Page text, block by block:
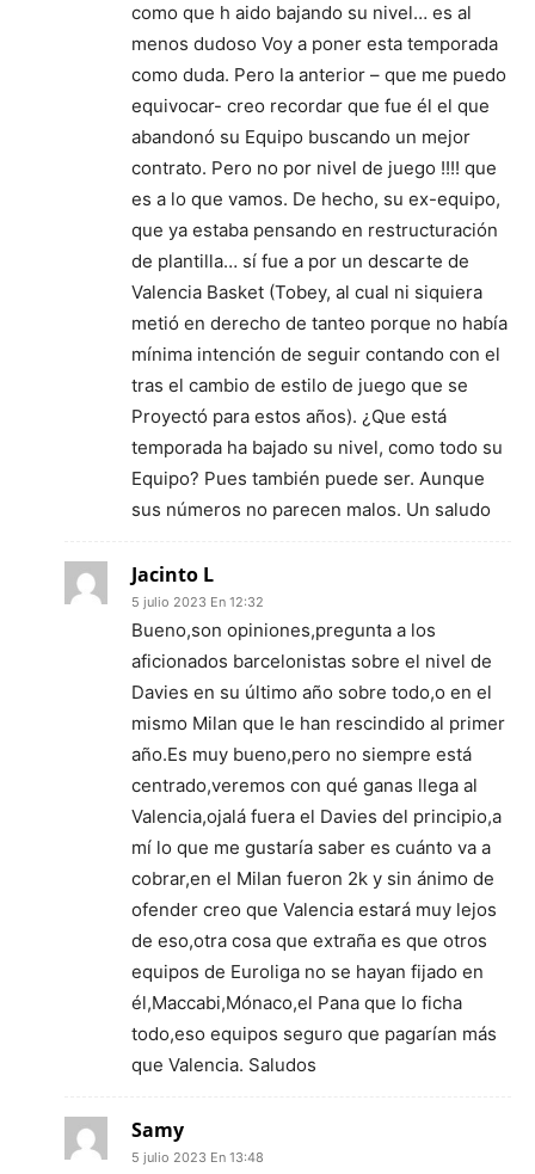
como que h aido bajando su nivel… es al
menos dudoso Voy a poner esta temporada
como duda. Pero la anterior – que me puedo
equivocar- creo recordar que fue él el que
abandonó su Equipo buscando un mejor
contrato. Pero no por nivel de juego !!!! que
es a lo que vamos. De hecho, su ex-equipo,
que ya estaba pensando en restructuración
de plantilla… sí fue a por un descarte de
Valencia Basket (Tobey, al cual ni siquiera
metió en derecho de tanteo porque no había
mínima intención de seguir contando con el
tras el cambio de estilo de juego que se
Proyectó para estos años). ¿Que está
temporada ha bajado su nivel, como todo su
Equipo? Pues también puede ser. Aunque
sus números no parecen malos. Un saludo
Jacinto L
5 julio 2023 En 12:32
Bueno,son opiniones,pregunta a los
aficionados barcelonistas sobre el nivel de
Davies en su último año sobre todo,o en el
mismo Milan que le han rescindido al primer
año.Es muy bueno,pero no siempre está
centrado,veremos con qué ganas llega al
Valencia,ojalá fuera el Davies del principio,a
mí lo que me gustaría saber es cuánto va a
cobrar,en el Milan fueron 2k y sin ánimo de
ofender creo que Valencia estará muy lejos
de eso,otra cosa que extraña es que otros
equipos de Euroliga no se hayan fijado en
él,Maccabi,Mónaco,el Pana que lo ficha
todo,eso equipos seguro que pagarían más
que Valencia. Saludos
Samy
5 julio 2023 En 13:48